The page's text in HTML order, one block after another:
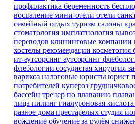
профилактика беременность
воспаление мини-отели отели
семейный отдых туризм салоны
стоматология имплатнология
переводов клининговые компании
хостелы рекомендации косметогия
ит-аутсорсинг аутсорсинг
флебологии сосудистая хирургия
варикоз налоговые юристы юрист
потребителей купероз
бассейн тренер по плаванию
лица пилинг гиалуроновая кислота
разное дома престарелых студия
вождение обучение за рулём